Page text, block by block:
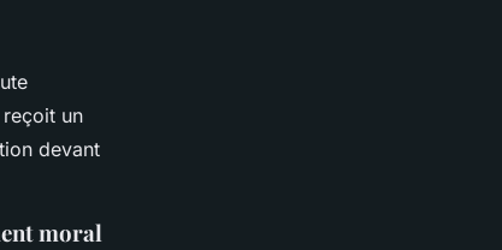
un
devant
moral